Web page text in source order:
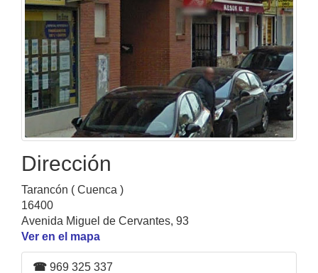
Dirección
Tarancón ( Cuenca )
16400
Avenida Miguel de Cervantes, 93
Ver en el mapa
☎ 969 325 337